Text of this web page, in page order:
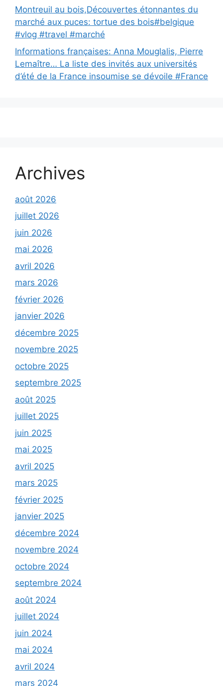
Montreuil au bois,Découvertes étonnantes du
marché aux puces: tortue des bois#belgique
#vlog #travel #marché
Informations françaises: Anna Mouglalis, Pierre
Lemaître… La liste des invités aux universités
d’été de la France insoumise se dévoile #France
Archives
août 2026
juillet 2026
juin 2026
mai 2026
avril 2026
mars 2026
février 2026
janvier 2026
décembre 2025
novembre 2025
octobre 2025
septembre 2025
août 2025
juillet 2025
juin 2025
mai 2025
avril 2025
mars 2025
février 2025
janvier 2025
décembre 2024
novembre 2024
octobre 2024
septembre 2024
août 2024
juillet 2024
juin 2024
mai 2024
avril 2024
mars 2024